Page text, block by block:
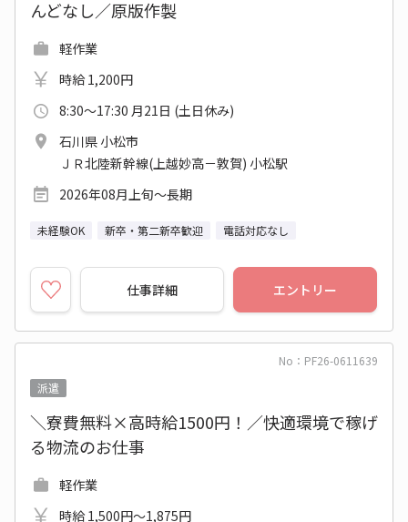
んどなし／原版作製
軽作業
時給 1,200円
8:30～17:30 月21日 (土日休み)
石川県 小松市
ＪＲ北陸新幹線(上越妙高－敦賀) 小松駅
2026年08月上旬～長期
未経験OK 新卒・第二新卒歓迎 電話対応なし
仕事詳細 エントリー
No：PF26-0611639
派遣
＼寮費無料×高時給1500円！／快適環境で稼げ
る物流のお仕事
軽作業
時給 1,500円～1,875円